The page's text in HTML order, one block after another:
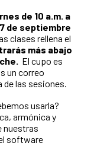
de 10 a.m. a
de septiembre
clases rellena el
más abajo
El cupo es
un correo
las sesiones.
usarla?
armónica y
nuestras
software